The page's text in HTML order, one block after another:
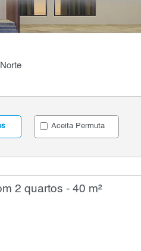
Aceita Permuta
2 quartos - 40 m²